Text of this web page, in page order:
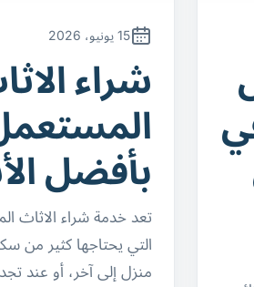
15 يونيو، 2026
شراء
بأفضل
تعد خدمة شراء الاثاث
التي يحتاجها كثير من
منزل إلى آخر، أو عند